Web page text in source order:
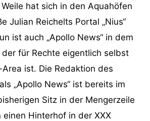
hat sich in den Aquahöfen
Julian Reichelts Portal „Nius“
ist auch „Apollo News“ in dem
für Rechte eigentlich selbst
ist. Die Redaktion des
„Apollo News“ ist bereits im
Sitz in der Mengerzeile
Hinterhof in der XXX